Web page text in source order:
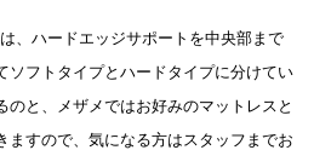
、ハードエッジサポートを中央部まで
ソフトタイプとハードタイプに分けてい
のと、メザメではお好みのマットレスと
ますので、気になる方はスタッフまでお